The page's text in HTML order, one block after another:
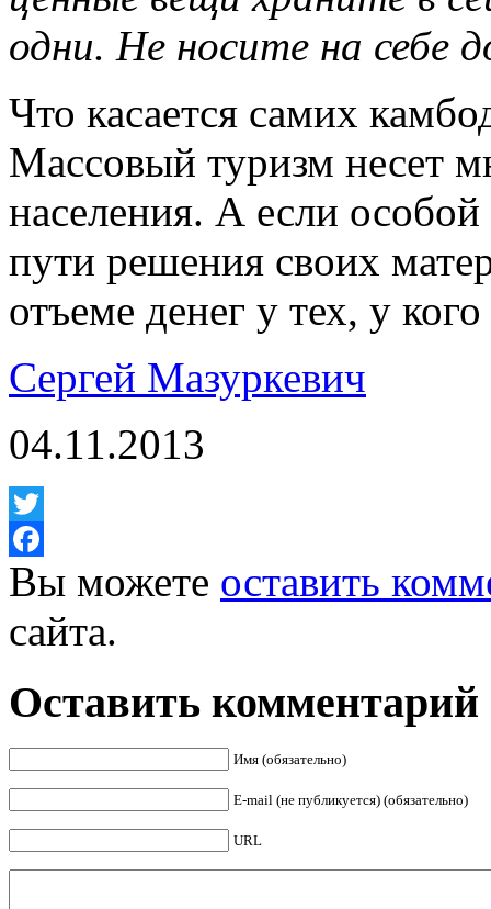
одни. Не носите на себе
Что касается самих
Массовый туризм несет
населения. А если особой
пути решения своих
отъеме денег у тех, у
Сергей Мазуркевич
04.11.2013
Twitter
Facebook
Вы можете оставить
сайта.
Оставить комментарий
Имя (обязательно)
E-mail (не публикуется) (обязательно)
URL